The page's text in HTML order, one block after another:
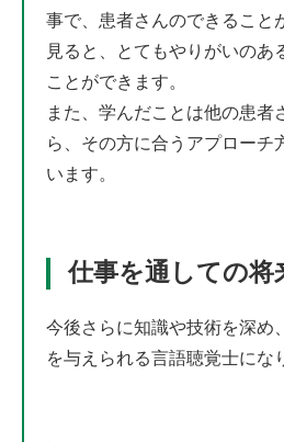
事で、患者さんのできること
見ると、とてもやりがいのあ
ことができます。
また、学んだことは他の患者
ら、その方に合うアプローチ
います。
仕事を通しての将
今後さらに知識や技術を深め
を与えられる言語聴覚士にな